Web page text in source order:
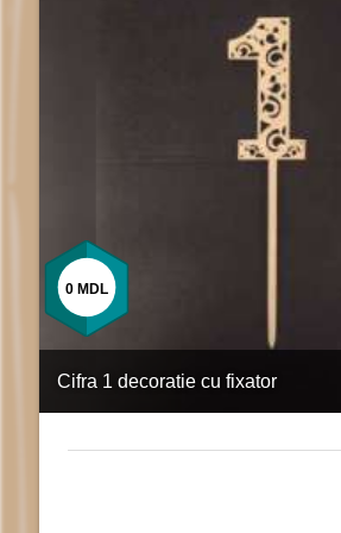
Cifra 1 decoratie cu fixator
0 MDL